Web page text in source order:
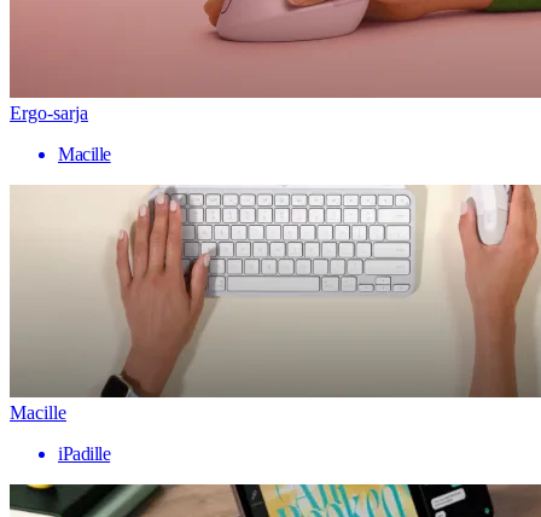
Ergo-sarja
Macille
Macille
iPadille